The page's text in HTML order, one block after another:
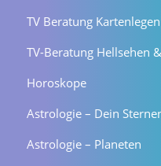
TV Beratung
TV-Beratung Hellsehen
Horoskope
Astrologie – Dein
Astrologie – Planeten